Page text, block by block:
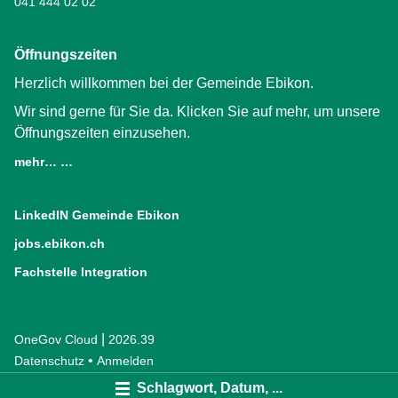
Schlagwort, Datum, ...
Öffnungszeiten
Herzlich willkommen bei der Gemeinde Ebikon.
Wir sind gerne für Sie da. Klicken Sie auf mehr, um unsere
Öffnungszeiten einzusehen.
mehr… …
LinkedIN Gemeinde Ebikon
jobs.ebikon.ch
Fachstelle Integration
OneGov Cloud (External Link)
2026.39
Datenschutz (External Link)
Anmelden